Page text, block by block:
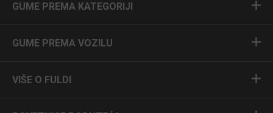
GUME PREMA KATEGORIJI
GUME PREMA VOZILU
VIŠE O FULDI